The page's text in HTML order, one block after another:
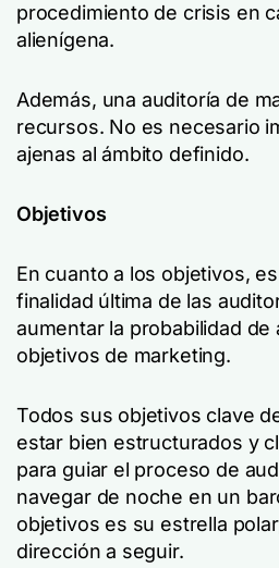
procedimiento de crisis en
alienígena.
Además, una auditoría de
recursos. No es necesario
ajenas al ámbito definido.
Objetivos
En cuanto a los objetivos,
finalidad última de las
aumentar la probabilidad de
objetivos de marketing.
Todos sus objetivos clave
estar bien estructurados y
para guiar el proceso de
navegar de noche en un
objetivos es su estrella
dirección a seguir.